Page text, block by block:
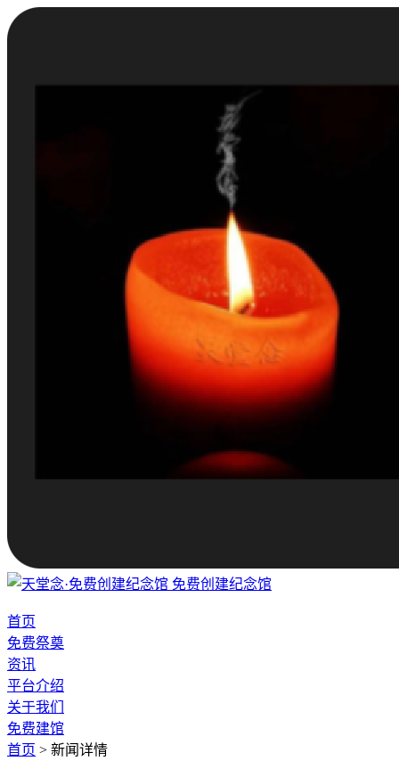
免费创建纪念馆
首页
免费祭奠
资讯
平台介绍
关于我们
免费建馆
首页 > 新闻详情